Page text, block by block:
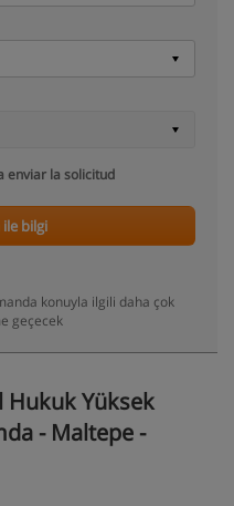
enviar la solicitud
bilgi
konuyla ilgili daha çok
geçecek
Hukuk Yüksek
- Maltepe -